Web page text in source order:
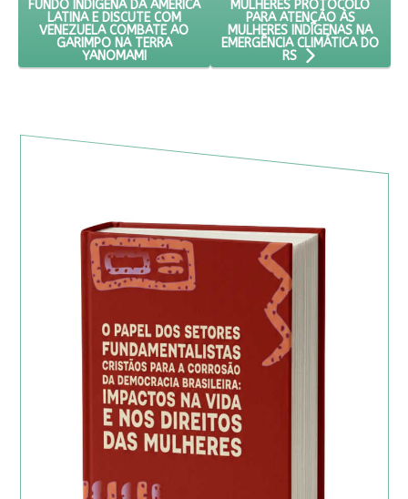
FUNDO INDÍGENA DA AMÉRICA
LATINA E DISCUTE COM
VENEZUELA COMBATE AO
GARIMPO NA TERRA
YANOMAMI
MULHERES PROTOCOLO
PARA ATENÇÃO ÀS
MULHERES INDÍGENAS NA
EMERGÊNCIA CLIMÁTICA DO
RS